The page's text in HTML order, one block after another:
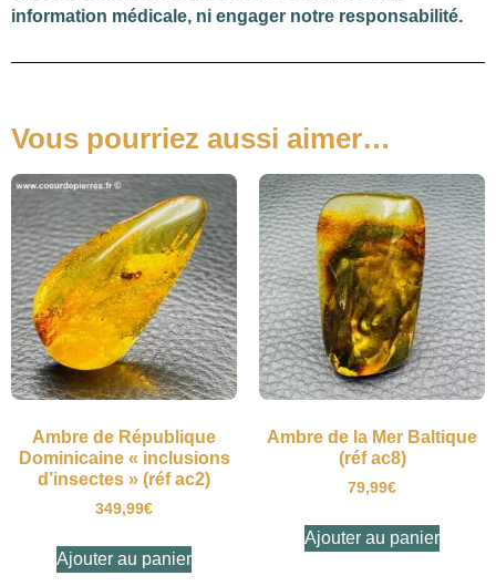
information médicale, ni engager notre responsabilité.
Vous pourriez aussi aimer…
Ambre de République
Dominicaine « inclusions
d’insectes » (réf ac2)
349,99€
Ajouter au panier
Ambre de la Mer Baltique
(réf ac8)
79,99€
Ajouter au panier